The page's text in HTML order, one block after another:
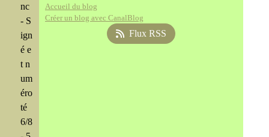
nc
- S
ign
é e
t n
um
éro
té
6/8
Accueil du blog
Créer un blog avec CanalBlog
Flux RSS